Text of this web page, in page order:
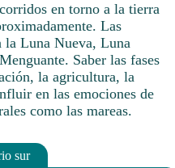
en torno a la tierra
Las
la Luna Nueva, Luna
Saber las fases
la agricultura, la
en las emociones de
como las mareas.